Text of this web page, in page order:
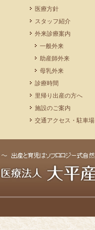
医療方針
スタッフ紹介
外来診療案内
一般外来
助産師外来
母乳外来
診療時間
里帰り出産の方へ
施設のご案内
交通アクセス・駐車場